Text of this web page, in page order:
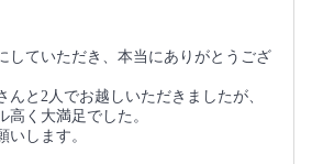
していただき、本当にありがとうござ
んと2人でお越しいただきましたが、
高く大満足でした。
いします。